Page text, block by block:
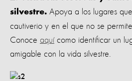
silvestre. Apoya a los lugares
cautiverio y en el que no se
Conoce aquícomo identificar un
amigable con la vida silvestre.